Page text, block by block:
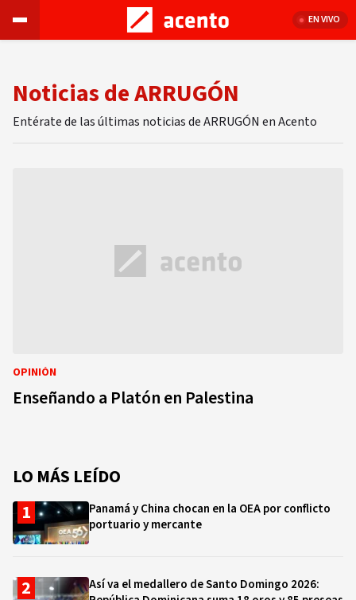
EN VIVO
Noticias de ARRUGÓN
Entérate de las últimas noticias de ARRUGÓN en Acento
OPINIÓN
Enseñando a Platón en Palestina
LO MÁS LEÍDO
Panamá y China chocan en la OEA por conflicto
portuario y mercante
Así va el medallero de Santo Domingo 2026: